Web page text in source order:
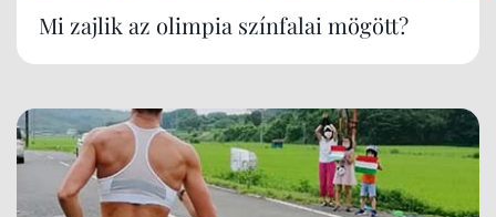
Mi zajlik az olimpia színfalai mögött?